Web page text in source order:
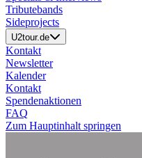
Tributebands
Sideprojects
U2tour.de
Kontakt
Newsletter
Kalender
Kontakt
Spendenaktionen
FAQ
Zum Hauptinhalt springen